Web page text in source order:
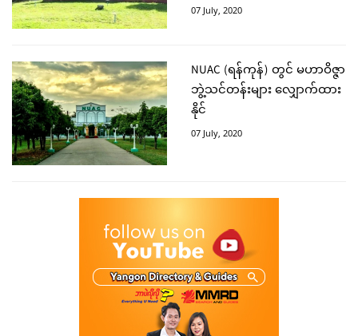
07 July, 2020
NUAC (ရန်ကုန်) တွင် မဟာဝိဇ္ဇာ
ဘွဲ့သင်တန်းများ လျှောက်ထား
နိုင်
07 July, 2020